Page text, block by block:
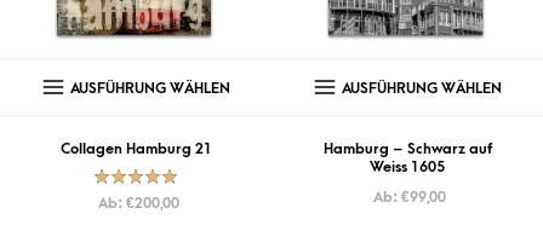
AUSFÜHRUNG WÄHLEN
Collagen Hamburg 21
Bewertet mit
5.00von
Ab: €200,00
AUSFÜHRUNG WÄHLEN
Hamburg – Schwarz auf
Weiss 1605
Ab: €99,00